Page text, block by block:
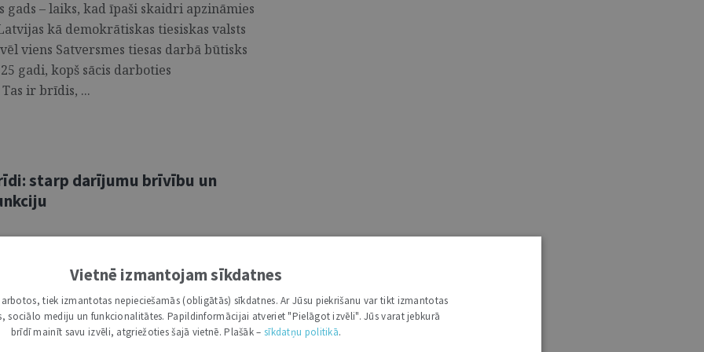
gads – laiks, kad īpaši skaidri apzināmies
kā demokrātiskas tiesiskas valsts
viens Satversmes tiesas darbā būtisks
gadi, kopš sācis darboties
ir brīdis, ...
starp darījumu brīvību un
– ceļojumu apdrošināšana. Lai
par pašsaprotamu un salīdzinoši
ceļojuma laikā, juridiski tā ietver
apdrošināšanas būtību,
Vietnē izmantojam sīkdatnes
tiek izmantotas nepieciešamās (obligātās) sīkdatnes. Ar Jūsu piekrišanu var tikt izmantotas
sociālo mediju un funkcionalitātes. Papildinformācijai atveriet "Pielāgot izvēli". Jūs varat jebkurā
brīdī mainīt savu izvēli, atgriežoties šajā vietnē. Plašāk – sīkdatņu politikā.